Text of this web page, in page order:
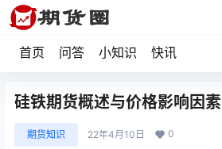
首页 问答 小知识 快讯
硅铁期货概述与价格影响因素
期货知识 22年4月10日 0